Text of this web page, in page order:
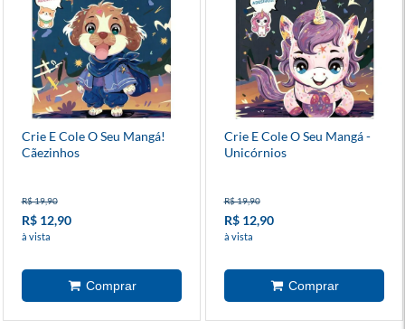
Crie E Cole O Seu Mangá!
Cãezinhos
R$ 19,90
R$ 12,90
à vista
Crie E Cole O Seu Mangá -
Unicórnios
R$ 19,90
R$ 12,90
à vista